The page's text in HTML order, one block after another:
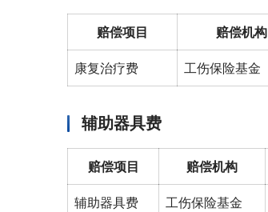
赔偿项目 赔偿机构
康复治疗费 工伤保险基金
辅助器具费
赔偿项目 赔偿机构
辅助器具费 工伤保险基金